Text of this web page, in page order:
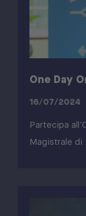
One Day
16/07/2024
Partecipa
Magistrale di